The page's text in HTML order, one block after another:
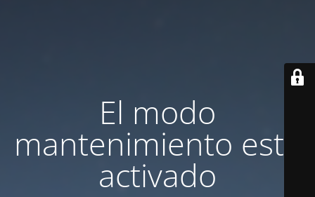
El modo
mantenimiento está
activado